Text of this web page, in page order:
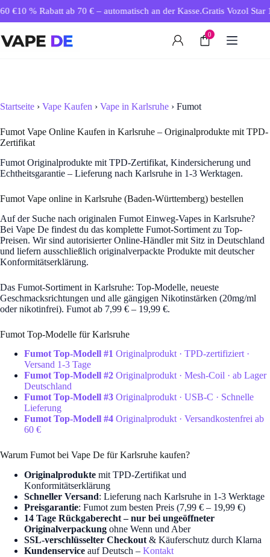
Inhalt
€ 10 % Rabatt ab 70 € – automatisch an der Kasse.Gratis Vozol Star
0
Startseite › Vape Kaufen › Vape in Karlsruhe › Fumot
Fumot Vape Online Kaufen in Karlsruhe – Originalprodukte mit TPD-
Zertifikat
Fumot Originalprodukte mit TPD-Zertifikat, Kindersicherung und
Echtheitsgarantie – Lieferung nach Karlsruhe in 1-3 Werktagen.
Fumot Vape online in Karlsruhe (Baden-Württemberg) bestellen
Auf der Suche nach originalen Fumot Einweg-Vapes in Karlsruhe?
Bei Vape De findest du das komplette Fumot-Sortiment zu Top-
Preisen. Wir sind autorisierter Online-Händler mit Sitz in Deutschland
und liefern ausschließlich originalverpackte Produkte mit deutscher
Konformitätserklärung.
Das Fumot-Sortiment in Karlsruhe: Top-Modelle, neueste
Geschmacksrichtungen und alle gängigen Nikotinstärken (20mg/ml
oder nikotinfrei). Fumot ab 7,99 € – 19,99 €.
Fumot Top-Modelle für Karlsruhe
Fumot Top-Modell #1 Originalprodukt · TPD-zertifiziert ·
Versand 1-3 Tage
Fumot Top-Modell #2 Originalprodukt · Mesh-Coil · ab Lager
Deutschland
Fumot Top-Modell #3 Originalprodukt · USB-C · Schnelle
Lieferung
Fumot Top-Modell #4 Originalprodukt · Versandkostenfrei ab
60 €
Warum Fumot bei Vape De für Karlsruhe kaufen?
Originalprodukte mit TPD-Zertifikat und
Konformitätserklärung
Schneller Versand: Lieferung nach Karlsruhe in 1-3 Werktage
Preisgarantie: Fumot zum besten Preis (7,99 € – 19,99 €)
14 Tage Rückgaberecht – nur bei ungeöffneter
Originalverpackung ohne Wenn und Aber
SSL-verschlüsselter Checkout & Käuferschutz durch Klarna
Kundenservice auf Deutsch – Kontakt